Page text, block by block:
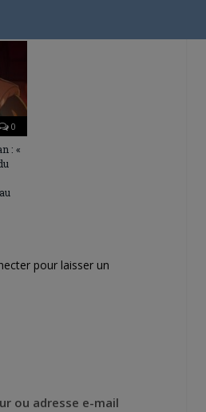
0
: «
pour laisser un
ou adresse e-mail